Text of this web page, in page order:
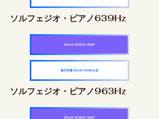
ソルフェジオ・ピアノ639Hz
RELAX WORLD SHOP
楽天市場 RELAX WORLD店
ソルフェジオ・ピアノ963Hz
RELAX WORLD SHOP